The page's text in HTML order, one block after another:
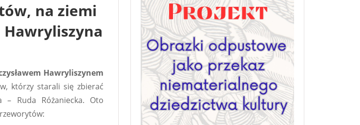
na ziemi
Hawryliszyna
Hawryliszynem
którzy starali się zbierać
Ruda Różaniecka. Oto